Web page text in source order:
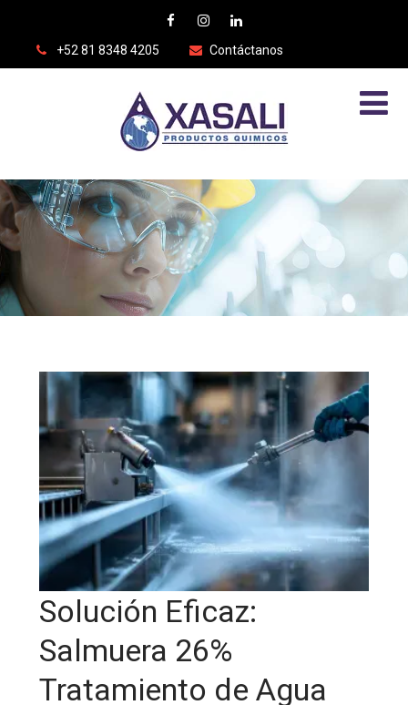
+52 81 8348 4205 Contáctanos
Solución Eficaz:
Salmuera 26%
Tratamiento de Agua